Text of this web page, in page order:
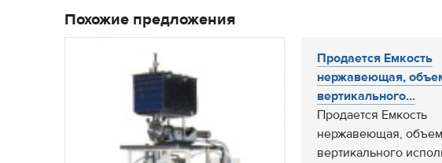
Похожие предложения
Продается Емкость
нержавеющая,
вертикального...
Продается Емкость
нержавеющая,
вертикального